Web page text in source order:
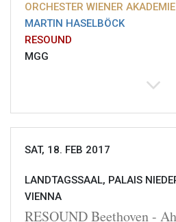
ORCHESTER WIENER AKADEMIE
MARTIN HASELBÖCK
RESOUND
MGG
SAT, 18. FEB 2017
LANDTAGSSAAL, PALAIS
VIENNA
RESOUND Beethoven -